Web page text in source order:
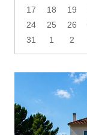
17
18 19
24
25 26
31
1 2